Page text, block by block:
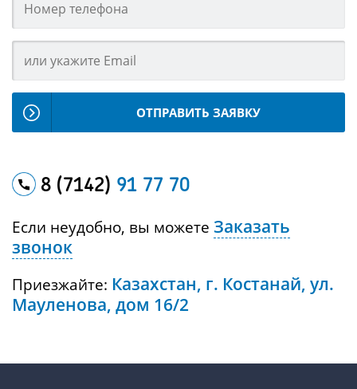
ОТПРАВИТЬ ЗАЯВКУ
8 (7142) 91 77 70
Если неудобно, вы можете Заказать
звонок
Приезжайте: Казахстан, г. Костанай, ул.
Мауленова, дом 16/2